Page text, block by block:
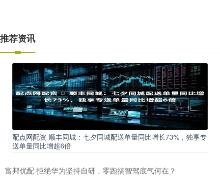
推荐资讯
配点网配资 ​顺丰同城：七夕同城配送单量同比增长73%，独享专
送单量同比增超6倍
富邦优配 拒绝华为坚持自研，零跑搞智驾底气何在？